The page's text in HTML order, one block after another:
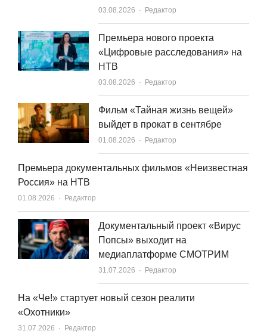
03.08.2026 Author
Редактор
Премьера нового проекта
«Цифровые расследования» на
НТВ
03.08.2026 Author
Редактор
Фильм «Тайная жизнь вещей»
выйдет в прокат в сентябре
01.08.2026 Author
Редактор
Премьера документальных фильмов «Неизвестная
Россия» на НТВ
01.08.2026 Author
Редактор
Документальный проект «Вирус
Попсы» выходит на
медиаплатформе СМОТРИМ
31.07.2026 Author
Редактор
На «Че!» стартует новый сезон реалити
«Охотники»
31.07.2026 Author
Редактор